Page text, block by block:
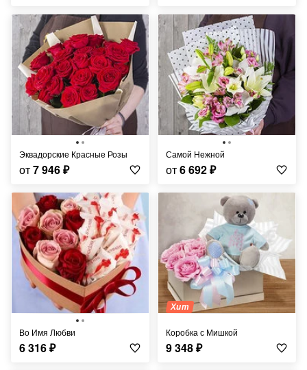
Эквадорские Красные Розы
от7 946₽
Самой Нежной
от6 692₽
Во Имя Любви
6 316₽
Хит
Коробка с Мишкой
9 348₽